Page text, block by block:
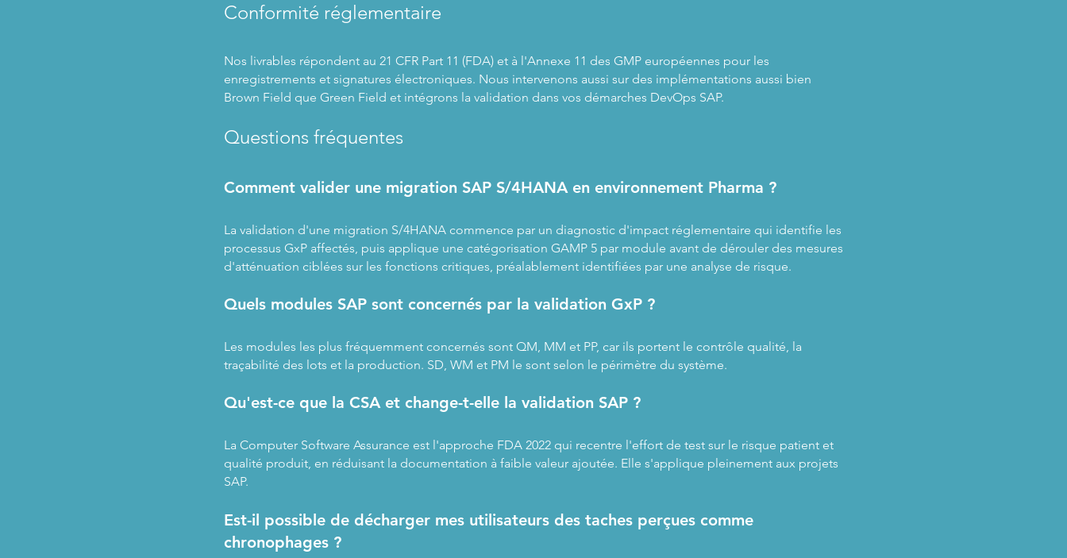
Conformité réglementaire
Nos livrables répondent au 21 CFR Part 11 (FDA) et à l'Annexe 11 des GMP européennes pour les
enregistrements et signatures électroniques. Nous intervenons aussi sur des implémentations aussi bien
Brown Field que Green Field et intégrons la validation dans vos démarches DevOps SAP.
Questions fréquentes
Comment valider une migration SAP S/4HANA en environnement Pharma ?
La validation d'une migration S/4HANA commence par un diagnostic d'impact réglementaire qui identifie les
processus GxP affectés, puis applique une catégorisation GAMP 5 par module avant de dérouler des mesures
d'atténuation ciblées sur les fonctions critiques, préalablement identifiées par une analyse de risque.
Quels modules SAP sont concernés par la validation GxP ?
Les modules les plus fréquemment concernés sont QM, MM et PP, car ils portent le contrôle qualité, la
traçabilité des lots et la production. SD, WM et PM le sont selon le périmètre du système.
Qu'est-ce que la CSA et change-t-elle la validation SAP ?
La Computer Software Assurance est l'approche FDA 2022 qui recentre l'effort de test sur le risque patient et
qualité produit, en réduisant la documentation à faible valeur ajoutée. Elle s'applique pleinement aux projets
SAP.
Est-il possible de décharger mes utilisateurs des taches perçues comme
chronophages ?